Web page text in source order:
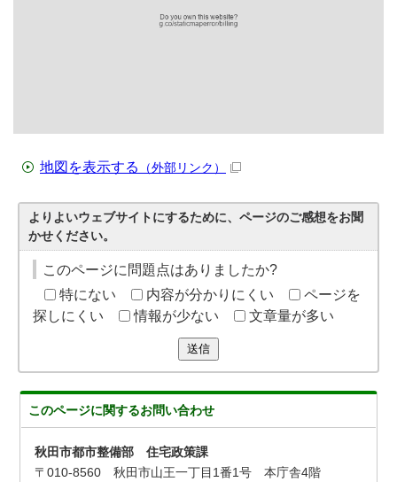
地図を表示する （外部リンク）
よりよいウェブサイトにするために、ページのご感想をお聞
かせください。
このページに問題点はありましたか?
特にない
内容が分かりにくい
ページを
探しにくい
情報が少ない 文章量が多い
送信
このページに関するお問い合わせ
秋田市都市整備部 住宅政策課
〒010-8560 秋田市山王一丁目1番1号 本庁舎4階